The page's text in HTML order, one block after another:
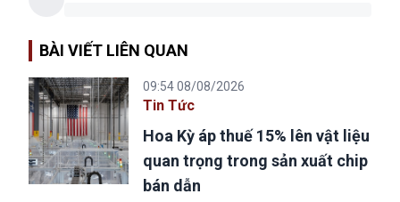
BÀI VIẾT LIÊN QUAN
09:54 08/08/2026
Tin Tức
Hoa Kỳ áp thuế 15% lên vật liệu
quan trọng trong sản xuất chip
bán dẫn